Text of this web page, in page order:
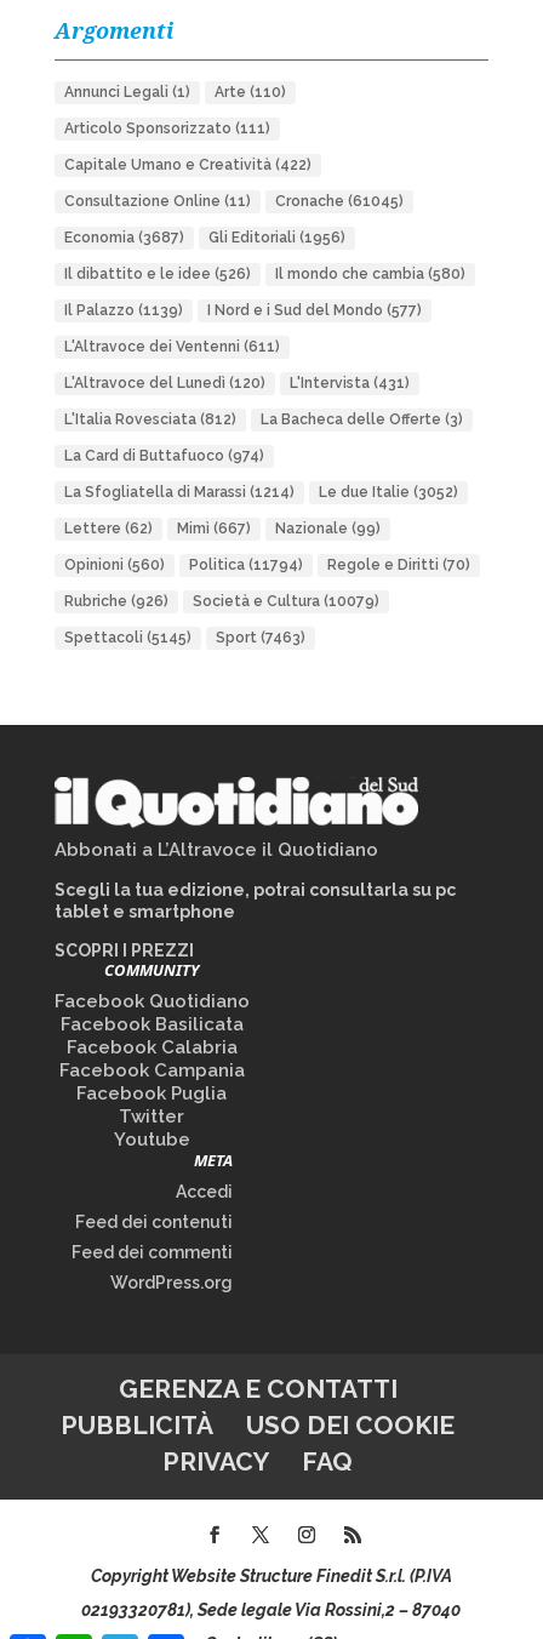
Argomenti
Annunci Legali (1) Arte (110)
Articolo Sponsorizzato (111)
Capitale Umano e Creatività(422)
Consultazione Online (11) Cronache (61045)
Economia(3687) Gli Editoriali (1956)
Il dibattito e le idee (526) Il mondo che cambia(580)
Il Palazzo (1139) I Nord e i Sud del Mondo (577)
L'Altravoce dei Ventenni (611)
L'Altravoce del Lunedì (120) L'Intervista(431)
L'Italia Rovesciata(812) La Bacheca delle Offerte (3)
La Card di Buttafuoco (974)
La Sfogliatella di Marassi (1214) Le due Italie (3052)
Lettere (62) Mimì (667) Nazionale (99)
Opinioni (560) Politica(11794) Regole e Diritti (70)
Rubriche (926) Società e Cultura(10079)
Spettacoli (5145) Sport(7463)
Abbonati a L’Altravoce il Quotidiano
Scegli la tua edizione, potrai consultarla su pc
tablet e smartphone
SCOPRI I PREZZI
COMMUNITY
Facebook Quotidiano
Facebook Basilicata
Facebook Calabria
Facebook Campania
Facebook Puglia
Twitter
Youtube
META
Accedi
Feed dei contenuti
Feed dei commenti
WordPress.org
GERENZA E CONTATTI
PUBBLICITÀ
USO DEI COOKIE
PRIVACY
FAQ
Copyright Website Structure Finedit S.r.l. (P.IVA
02193320781), Sede legale Via Rossini,2 – 87040